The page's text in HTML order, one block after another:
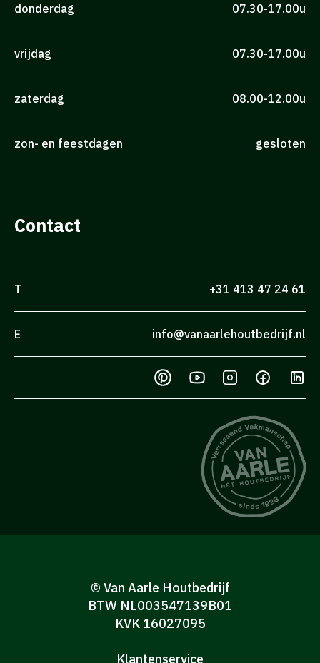
donderdag 07.30-17.00u
vrijdag 07.30-17.00u
zaterdag 08.00-12.00u
zon- en feestdagen gesloten
Contact
T +31 413 47 24 61
E info@vanaarlehoutbedrijf.nl
© Van Aarle Houtbedrijf
BTW NL003547139B01
KVK 16027095
Klantenservice